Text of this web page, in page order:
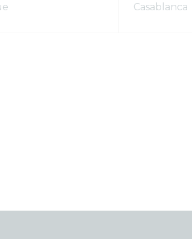
Casablanca